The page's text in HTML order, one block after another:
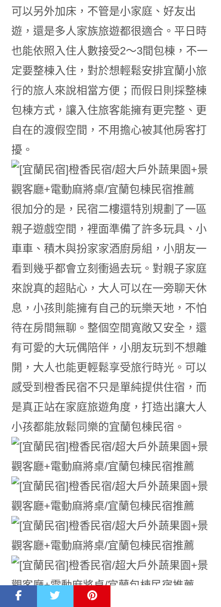
可以另外加床，不管是小家庭、好友出
遊，還是多人家族旅遊都很適合。平日時
也能依照入住人數接受2～3間包棟，不一
定要整棟入住，對於想輕鬆安排宜蘭小旅
行的旅人來說相當方便；而假日則採整棟
包棟方式，讓入住旅客能擁有更完整、更
自在的渡假空間，不用擔心被其他房客打
擾。
很加分的是，民宿二樓還特別規劃了一區
親子遊戲空間，裡面準備了許多玩具、小
車車、積木與扮家家酒廚房組，小朋友一
看到幾乎都會立刻衝過去玩。對親子家庭
來說真的超貼心，大人可以在一旁聊天休
息，小孩則能擁有自己的玩樂天地，不怕
待在房間無聊。整個空間寬敞又安全，還
有可愛的大玩偶陪伴，小朋友玩到不想離
開，大人也能更輕鬆享受旅行時光。可以
感受到橙香民宿不只是單純提供住宿，而
是真正站在家庭旅遊角度，打造出讓大人
小孩都能放鬆同樂的宜蘭包棟民宿。